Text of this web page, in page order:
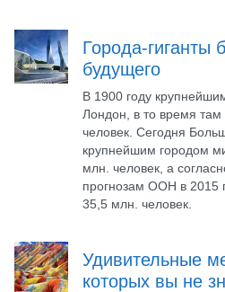
Города-гиганты
будущего
В 1900 году
Лондон, в то время
человек. Сегодня
крупнейшим городом
млн. человек, а
прогнозам ООН в 2015
35,5 млн. человек.
Удивительные
которых вы не